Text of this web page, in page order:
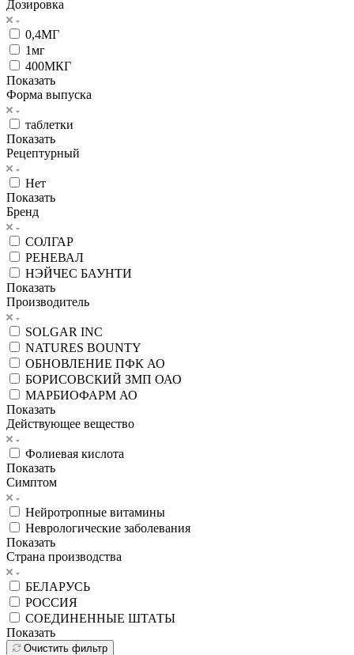
Дозировка
0,4МГ
1мг
400МКГ
Показать
Форма выпуска
таблетки
Показать
Рецептурный
Нет
Показать
Бренд
СОЛГАР
РЕНЕВАЛ
НЭЙЧЕС БАУНТИ
Показать
Производитель
SOLGAR INC
NATURES BOUNTY
ОБНОВЛЕНИЕ ПФК АО
БОРИСОВСКИЙ ЗМП ОАО
МАРБИОФАРМ АО
Показать
Действующее вещество
Фолиевая кислота
Показать
Симптом
Нейротропные витамины
Неврологические заболевания
Показать
Страна производства
БЕЛАРУСЬ
РОССИЯ
СОЕДИНЕННЫЕ ШТАТЫ
Показать
Очистить фильтр